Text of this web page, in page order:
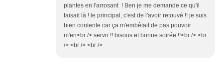
plantes en l'arrosant ! Ben je me demande ce qu'il
faisait là ! le principal, c'est de l'avoir retouvé !! je suis
bien contente car ça m'embêtait de pas pouvoir
m'en<br /> servir !! bisous et bonne soirée !!<br /> <br
/> <br /> <br />